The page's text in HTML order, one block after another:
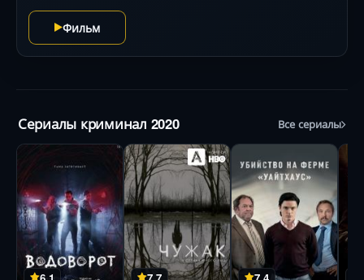
Фильм
Сериалы криминал 2020 Все сериалы